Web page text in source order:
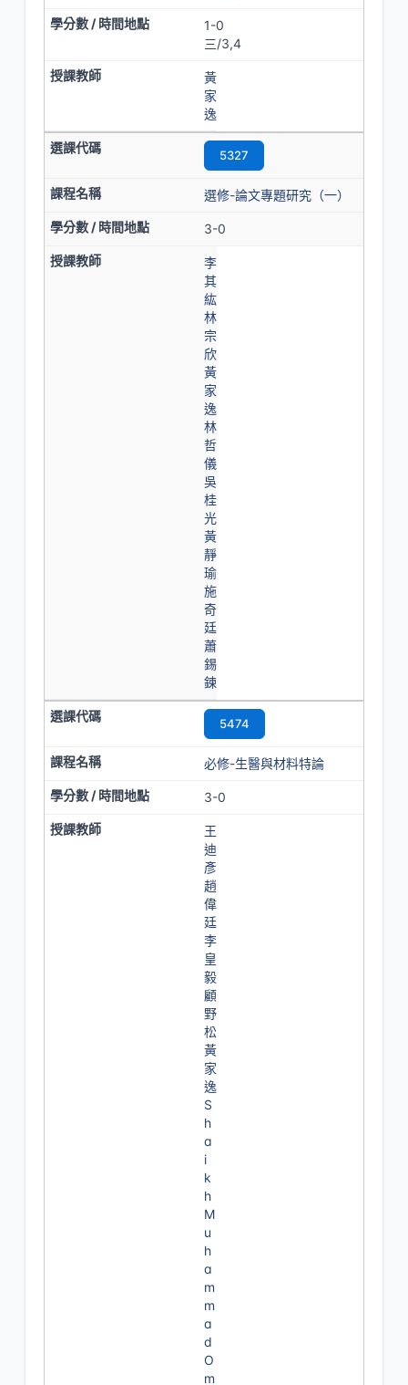
1-0
三/3,4
黃
家
逸
5327
選修-論文專題研究（一）
3-0
李
其
紘
林
宗
欣
黃
家
逸
林
哲
儀
吳
桂
光
黃
靜
瑜
施
奇
廷
蕭
錫
鍊
5474
必修-生醫與材料特論
3-0
王
迪
彥
趙
偉
廷
李
皇
毅
顧
野
松
黃
家
逸
S
h
a
i
k
h
M
u
h
a
m
m
a
d
O
m